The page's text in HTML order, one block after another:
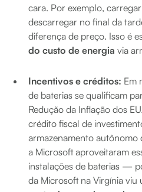
cara. Por exemplo,
descarregar no final da
diferença de preço. Isso é
do custo de energia via
Incentivos e créditos: Em
de baterias se qualificam
Redução da Inflação dos
crédito fiscal de
armazenamento autônomo
a Microsoft aproveitaram
instalações de baterias —
da Microsoft na Virgínia viu